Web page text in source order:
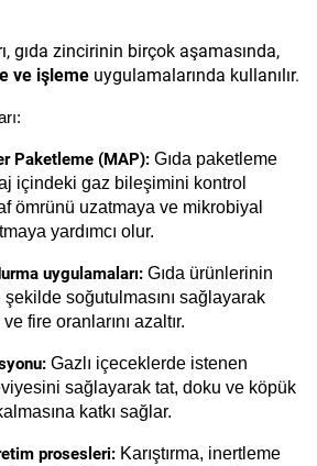
gıda zincirinin birçok aşamasında,
ve işleme uygulamalarında kullanılır.
Paketleme (MAP): Gıda paketleme
içindeki gaz bileşimini kontrol
ömrünü uzatmaya ve mikrobiyal
yardımcı olur.
uygulamaları: Gıda ürünlerinin
şekilde soğutulmasını sağlayarak
ve fire oranlarını azaltır.
Gazlı içeceklerde istenen
sağlayarak tat, doku ve köpük
katkı sağlar.
prosesleri: Karıştırma, inertleme